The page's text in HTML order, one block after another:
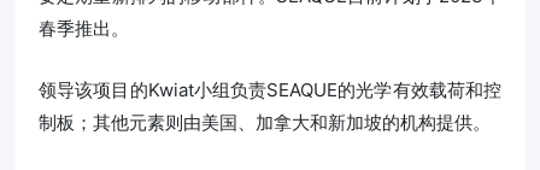
春季推出。
领导该项目的Kwiat小组负责SEAQUE的光学有效载荷和控
制板；其他元素则由美国、加拿大和新加坡的机构提供。